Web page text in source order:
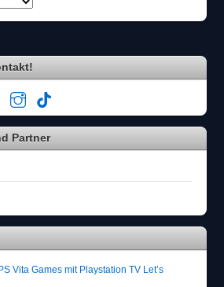
Partner
Vita Games mit Playstation TV Let’s